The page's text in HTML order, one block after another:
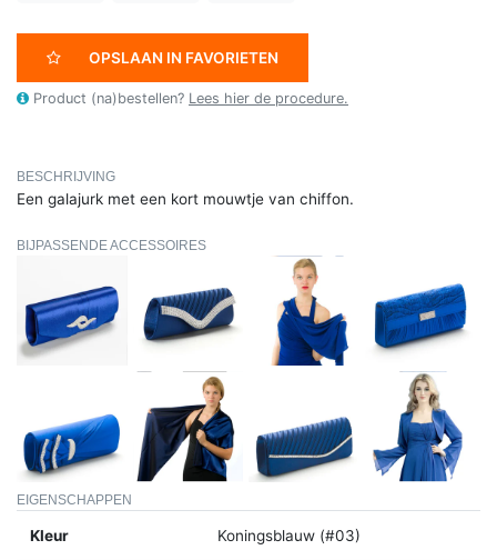
OPSLAAN IN FAVORIETEN
Product (na)bestellen? Lees hier de procedure.
BESCHRIJVING
Een galajurk met een kort mouwtje van chiffon.
BIJPASSENDE ACCESSOIRES
EIGENSCHAPPEN
Kleur Koningsblauw (#03)